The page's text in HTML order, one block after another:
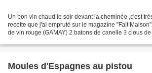
Un bon vin chaud le soir devant la cheminée ,c'est
recette que j'ai empruté sur le magazine "Fait
de vin rouge (GAMAY) 2 batons de canelle 3 clous
Moules d'Espagnes au pistou